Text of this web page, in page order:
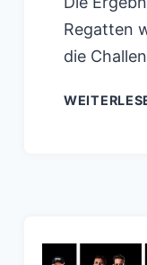
Regatten
die